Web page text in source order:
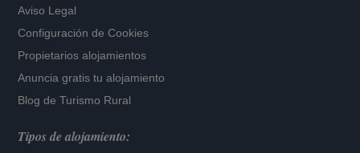
Aviso Legal
Configuración de Cookies
Propietarios alojamientos
Anuncia gratis tu alojamiento
Blog de Turismo Rural
Tipos de alojamiento: